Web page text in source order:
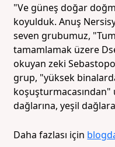
"Ve güneş doğar
koyulduk. Anuş
seven grubumuz,
tamamlamak üzere
okuyan zeki
grup, "yüksek
dağlarına, yeşil
Daha fazlası için